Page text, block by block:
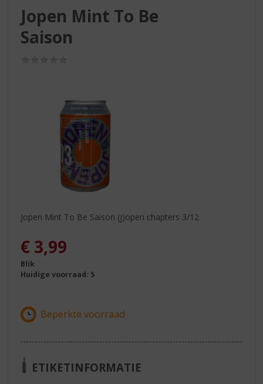
Jopen Mint To Be
Saison
Jopen Mint To Be Saison (j)open chapters 3/12
€ 3,99
Blik
Huidige voorraad: 5
ETIKETINFORMATIE